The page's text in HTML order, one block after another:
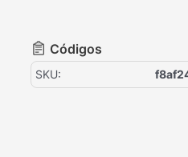
Códigos
SKU: